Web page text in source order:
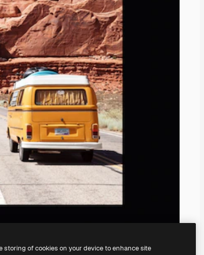
storing of cookies on your device to enhance site